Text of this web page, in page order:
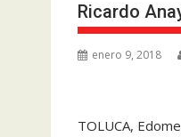
Ricardo
enero 9, 2018
TOLUCA,